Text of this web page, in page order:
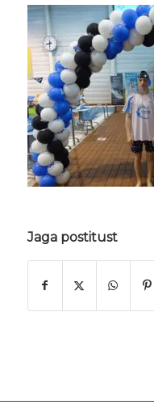
Jaga postitust